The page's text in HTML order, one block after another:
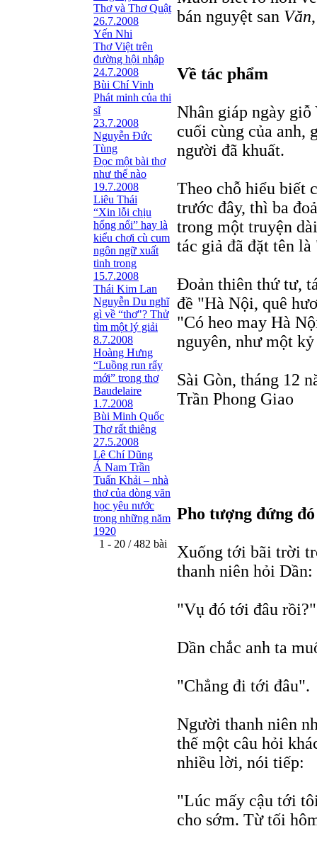
Thơ và Thơ Quật
26.7.2008
Yến Nhi
Thơ Việt trên
đường hội nhập
24.7.2008
Bùi Chí Vinh
Phát minh của thi
sĩ
23.7.2008
Nguyễn Đức
Tùng
Ðọc một bài thơ
như thế nào
19.7.2008
Liêu Thái
“Xin lỗi chịu
hổng nổi” hay là
kiểu chơi cù cum
ngôn ngữ xuất
tinh trong
15.7.2008
Thái Kim Lan
Nguyễn Du nghĩ
gì về “thơ"? Thử
tìm một lý giải
8.7.2008
Hoàng Hưng
“Luồng run rẩy
mới” trong thơ
Baudelaire
1.7.2008
Bùi Minh Quốc
Thơ rất thiêng
27.5.2008
Lê Chí Dũng
Á Nam Trần
Tuấn Khải – nhà
thơ của dòng văn
học yêu nước
trong những năm
1920
1 - 20 / 482 bài
bán nguyệt san Văn
Về tác phẩm
Nhân giáp ngày
cuối cùng của anh,
người đã khuất.
Theo chỗ hiểu biết
trước đây, thì ba
trong một truyện
tác giả đã đặt tên
Đoản thiên thứ tư,
đề "Hà Nội, quê
"Có heo may Hà
nguyên, như một
Sài Gòn, tháng 12
Trần Phong Giao
Pho tượng đứng đó
Xuống tới bãi trời
thanh niên hỏi Dần:
"Vụ đó tới đâu rồi?"
Dần chắc anh ta
"Chẳng đi tới đâu".
Người thanh niên
thế một câu hỏi
nhiều lời, nói tiếp:
"Lúc mấy cậu tới
cho sớm. Từ tối